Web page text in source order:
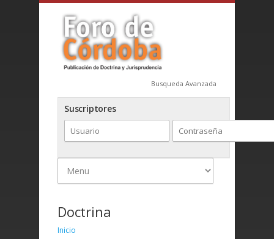
Busqueda Avanzada
Suscriptores
Doctrina
Inicio